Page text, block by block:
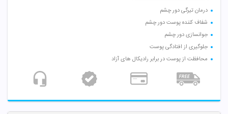
درمان تیرگی دور چشم
شفاف کننده پوست دور چشم
جوانسازی دور چشم
جلوگیری از افتادگی پوست
محافظت از پوست در برابر رادیکال های آزاد